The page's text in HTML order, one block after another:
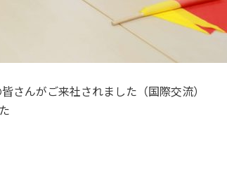
さんがご来社されました（国際交流）